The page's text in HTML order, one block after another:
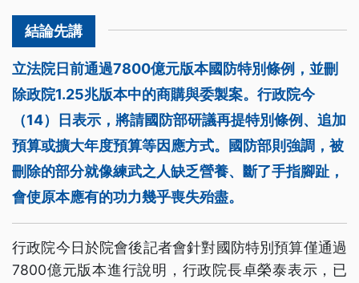
立法院日前通過7800億元版本國防特別條例，並刪
除政院1.25兆版本中的商購與委製案。行政院今
（14）日表示，將請國防部研議再提特別條例、追加
預算或擴大年度預算等因應方式。國防部則強調，被
刪除的部分就像練武之人缺乏營養、斷了手指腳趾，
會使原本應有的功力幾乎喪失殆盡。
行政院今日於院會後記者會針對國防特別預算僅通過
7800億元版本進行說明，行政院長卓榮泰表示，已